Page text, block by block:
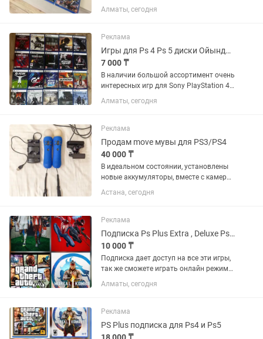
вкус . Все игры лицензионные ,
оригинальные . Состояние идеал .
разные !
Алматы, сегодня
Реклама
Игры для Ps 4 Ps 5 диски Ойындар PlayStation Slim Pro Слим Про обычный Пс
7 000 ₸
В наличии большой ассортимент очень
интересных игр для Sony PlayStation 4
и 5 . Все игры оригинальные
лицензионные. Гарантия на все игры .
Алматы, сегодня
Реклама
Продам move мувы для PS3/PS4
40 000 ₸
В идеальном состоянии, установлены
новые аккумуляторы, вместе с камерой
и подставкой для зарядки. Цена за все
- 40 000 тенге.
Астана, сегодня
Реклама
Подписка Ps Plus Extra , Deluxe Ps4/Ps5
10 000 ₸
Подписка дает доступ на все эти игры,
так же сможете играть онлайн режиме.
Хорошо сэкономитьте если купите
подписку. Mortal Kombat 1, Cyberpunk
Morales (2020)...
Алматы, сегодня
Реклама
PS Plus подписка для Ps4 и Ps5